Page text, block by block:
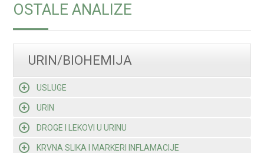
OSTALE ANALIZE
URIN/BIOHEMIJA
USLUGE
URIN
DROGE I LEKOVI U URINU
KRVNA SLIKA I MARKERI INFLAMACIJE